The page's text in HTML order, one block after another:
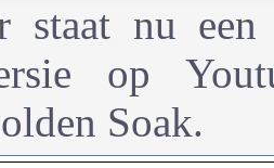
staat nu een
op
Soak.